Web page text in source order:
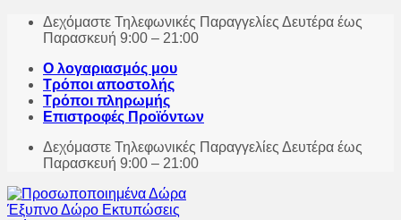
Skip
Δεχόμαστε Τηλεφωνικές Παραγγελίες Δευτέρα έως
Παρασκευή 9:00 – 21:00
Ο λογαριασμός μου
Τρόποι αποστολής
Τρόποι πληρωμής
Επιστροφές Προϊόντων
Δεχόμαστε Τηλεφωνικές Παραγγελίες Δευτέρα έως
Παρασκευή 9:00 – 21:00